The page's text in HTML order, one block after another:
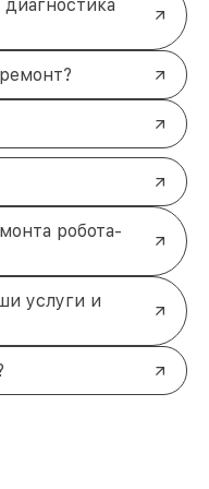
робота-
услуги и